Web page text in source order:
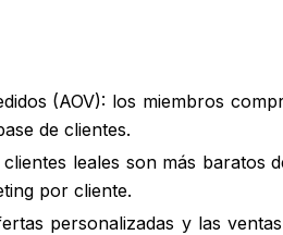
(AOV): los miembros
de clientes.
leales son más baratos
por cliente.
personalizadas y las